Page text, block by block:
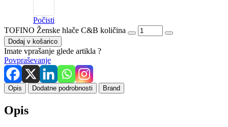
Počisti
TOFINO Ženske hlače C&B količina
Dodaj v košarico
Imate vprašanje glede artikla ?
Povpraševanje
Opis Dodatne podrobnosti Brand
Opis